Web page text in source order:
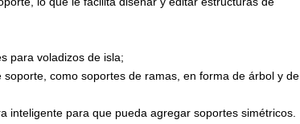
para voladizos de isla;
como soportes de ramas, en forma de árbol y de
inteligente para que pueda agregar soportes simétricos.